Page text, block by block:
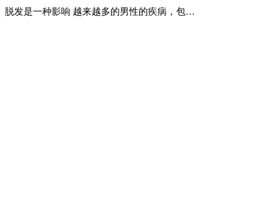
脱发是一种影响 越来越多的男性的疾病，包…